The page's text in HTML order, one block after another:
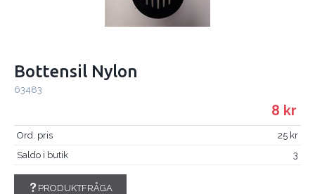
Bottensil Nylon
63483
8
Ord. pris
25
Saldo i butik
3
PRODUKTFRÅGA